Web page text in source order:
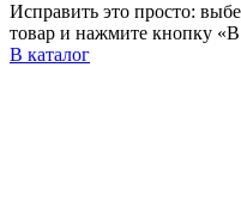
Исправить это просто:
товар и нажмите кнопку «В
В каталог